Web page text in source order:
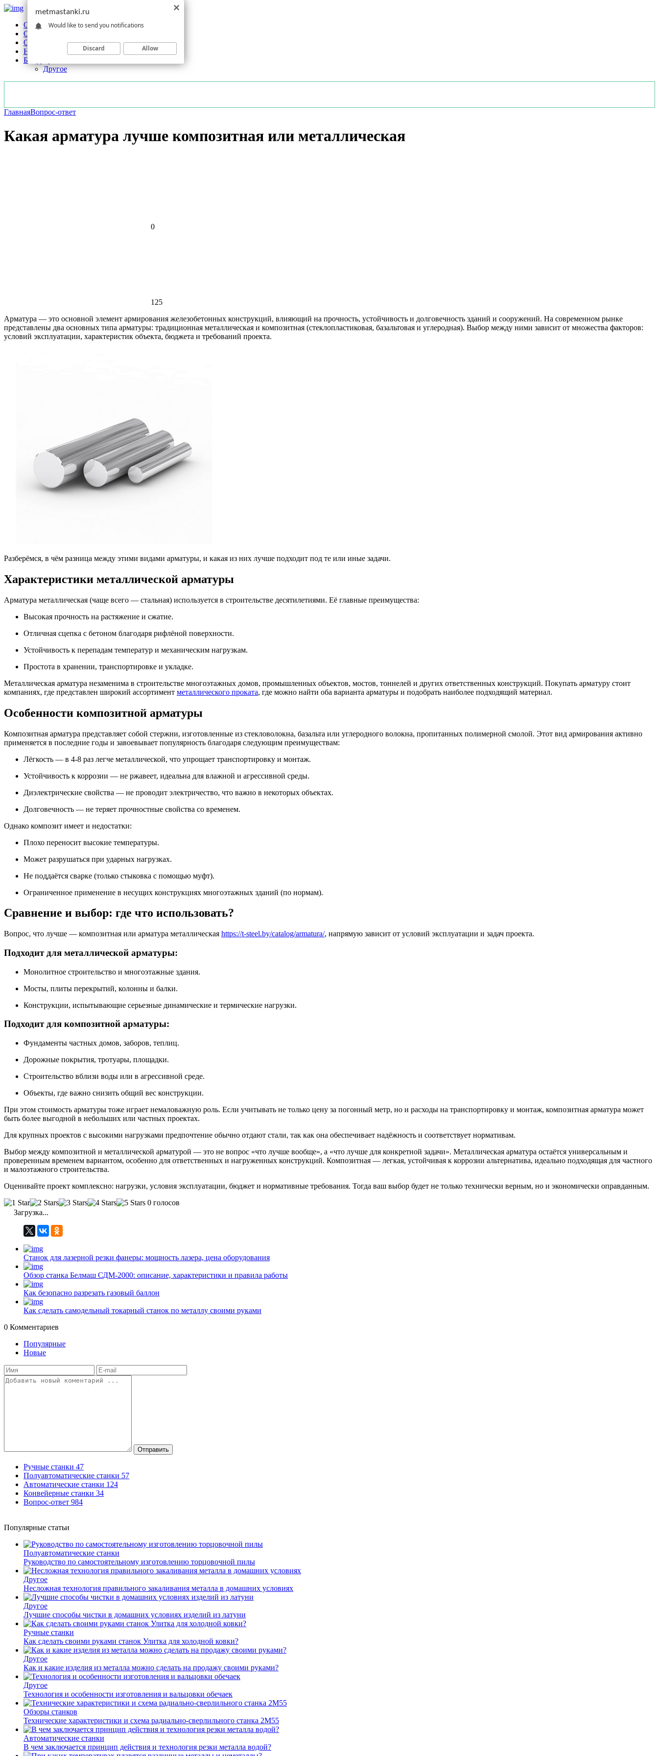
Обзоры станков
Оборудование
Обработка
Новости отрасли
Без рубрики
Другое
ГлавнаяВопрос-ответ
Какая арматура лучше композитная или металлическая
0
125
Арматура — это основной элемент армирования железобетонных конструкций, влияющий на прочность, устойчивость и долговечность зданий и сооружений. На современном рынке
представлены два основных типа арматуры: традиционная металлическая и композитная (стеклопластиковая, базальтовая и углеродная). Выбор между ними зависит от множества факторов:
условий эксплуатации, характеристик объекта, бюджета и требований проекта.
Разберёмся, в чём разница между этими видами арматуры, и какая из них лучше подходит под те или иные задачи.
Характеристики металлической арматуры
Арматура металлическая (чаще всего — стальная) используется в строительстве десятилетиями. Её главные преимущества:
Высокая прочность на растяжение и сжатие.
Отличная сцепка с бетоном благодаря рифлёной поверхности.
Устойчивость к перепадам температур и механическим нагрузкам.
Простота в хранении, транспортировке и укладке.
Металлическая арматура незаменима в строительстве многоэтажных домов, промышленных объектов, мостов, тоннелей и других ответственных конструкций. Покупать арматуру стоит
компаниях, где представлен широкий ассортимент металлического проката, где можно найти оба варианта арматуры и подобрать наиболее подходящий материал.
Особенности композитной арматуры
Композитная арматура представляет собой стержни, изготовленные из стекловолокна, базальта или углеродного волокна, пропитанных полимерной смолой. Этот вид армирования активно
применяется в последние годы и завоевывает популярность благодаря следующим преимуществам:
Лёгкость — в 4-8 раз легче металлической, что упрощает транспортировку и монтаж.
Устойчивость к коррозии — не ржавеет, идеальна для влажной и агрессивной среды.
Диэлектрические свойства — не проводит электричество, что важно в некоторых объектах.
Долговечность — не теряет прочностные свойства со временем.
Однако композит имеет и недостатки:
Плохо переносит высокие температуры.
Может разрушаться при ударных нагрузках.
Не поддаётся сварке (только стыковка с помощью муфт).
Ограниченное применение в несущих конструкциях многоэтажных зданий (по нормам).
Сравнение и выбор: где что использовать?
Вопрос, что лучше — композитная или арматура металлическая https://t-steel.by/catalog/armatura/, напрямую зависит от условий эксплуатации и задач проекта.
Подходит для металлической арматуры:
Монолитное строительство и многоэтажные здания.
Мосты, плиты перекрытий, колонны и балки.
Конструкции, испытывающие серьезные динамические и термические нагрузки.
Подходит для композитной арматуры:
Фундаменты частных домов, заборов, теплиц.
Дорожные покрытия, тротуары, площадки.
Строительство вблизи воды или в агрессивной среде.
Объекты, где важно снизить общий вес конструкции.
При этом стоимость арматуры тоже играет немаловажную роль. Если учитывать не только цену за погонный метр, но и расходы на транспортировку и монтаж, композитная арматура может
быть более выгодной в небольших или частных проектах.
Для крупных проектов с высокими нагрузками предпочтение обычно отдают стали, так как она обеспечивает надёжность и соответствует нормативам.
Выбор между композитной и металлической арматурой — это не вопрос «что лучше вообще», а «что лучше для конкретной задачи». Металлическая арматура остаётся универсальным и
проверенным временем вариантом, особенно для ответственных и нагруженных конструкций. Композитная — легкая, устойчивая к коррозии альтернатива, идеально подходящая для частного
и малоэтажного строительства.
Оценивайте проект комплексно: нагрузки, условия эксплуатации, бюджет и нормативные требования. Тогда ваш выбор будет не только технически верным, но и экономически оправданным.
0 голосов
Загрузка...
Станок для лазерной резки фанеры: мощность лазера, цена оборудования
Обзор станка Белмаш СДМ-2000: описание, характеристики и правила работы
Как безопасно разрезать газовый баллон
Как сделать самодельный токарный станок по металлу своими руками
0 Комментариев
Популярные
Новые
Отправить
Ручные станки 47
Полуавтоматические станки 57
Автоматические станки 124
Конвейерные станки 34
Вопрос-ответ 984
Популярные статьи
Полуавтоматические станки
Руководство по самостоятельному изготовлению торцовочной пилы
Другое
Несложная технология правильного закаливания металла в домашних условиях
Другое
Лучшие способы чистки в домашних условиях изделий из латуни
Ручные станки
Как сделать своими руками станок Улитка для холодной ковки?
Другое
Как и какие изделия из металла можно сделать на продажу своими руками?
Другое
Технология и особенности изготовления и вальцовки обечаек
Обзоры станков
Технические характеристики и схема радиально-сверлильного станка 2М55
Автоматические станки
В чем заключается принцип действия и технология резки металла водой?
metmastanki.ru
Would like to send you notifications
Discard Allow